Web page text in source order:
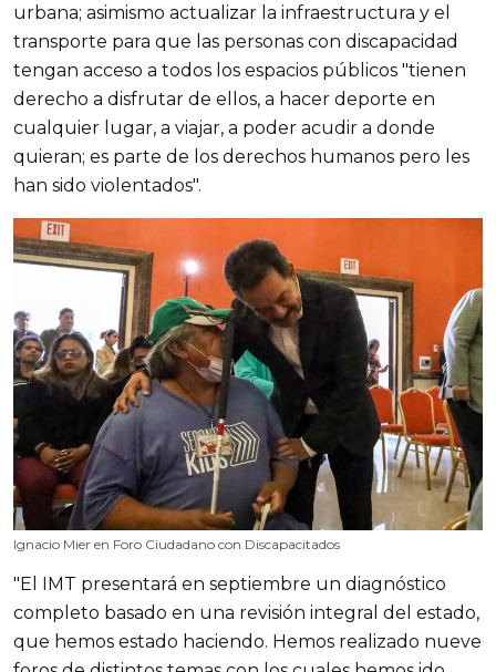
urbana; asimismo actualizar la infraestructura y el
transporte para que las personas con discapacidad
tengan acceso a todos los espacios públicos "tienen
derecho a disfrutar de ellos, a hacer deporte en
cualquier lugar, a viajar, a poder acudir a donde
quieran; es parte de los derechos humanos pero les
han sido violentados".
Ignacio Mier en Foro Ciudadano con Discapacitados
"El IMT presentará en septiembre un diagnóstico
completo basado en una revisión integral del estado,
que hemos estado haciendo. Hemos realizado nueve